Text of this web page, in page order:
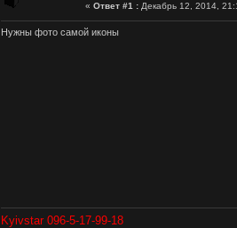
« Ответ #1 : Декабрь 12, 2014,
Нужны фото самой иконы
Kyivstar 096-5-17-99-18